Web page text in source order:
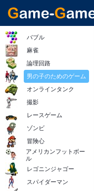
バブル
麻雀
論理回路
男の子のためのゲーム
オンラインタンク
撮影
レースゲーム
ゾンビ
冒険心
アメリカンフットボー
ル
レゴニンジャゴー
スパイダーマン